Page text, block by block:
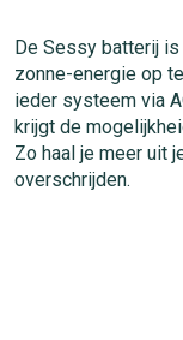
De Sessy batterij
zonne-energie op
ieder systeem via
krijgt de
Zo haal je meer uit
overschrijden.